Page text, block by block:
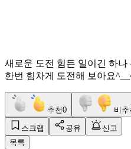
새로운 도전 힘든 일이긴 하나
한번 힘차게 도전해 보아요
추천0 비추
스크랩 공유
신고
목록